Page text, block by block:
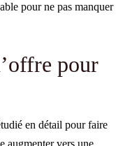
pour ne pas manquer
pour
en détail pour faire
augmenter vers une